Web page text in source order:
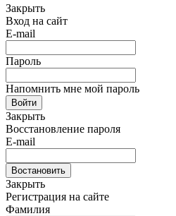
Закрыть
Вход на сайт
E-mail
Пароль
Напомнить мне мой пароль
Войти
Закрыть
Восстановление пароля
E-mail
Востановить
Закрыть
Регистрация на сайте
Фамилия